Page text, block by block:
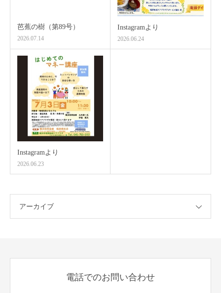
芭蕉の樹（第89号）
2026.07.14
Instagramより
2026.06.24
Instagramより
2026.06.23
アーカイブ
電話でのお問い合わせ